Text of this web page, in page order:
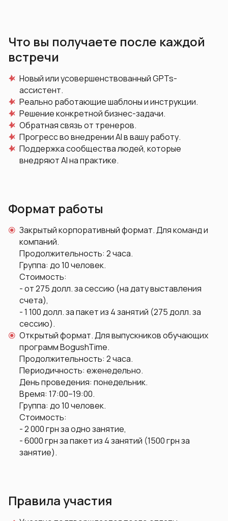
Что вы получаете после каждой
встречи
Новый или усовершенствованный GPTs-
ассистент.
Реально работающие шаблоны и инструкции.
Решение конкретной бизнес-задачи.
Обратная связь от тренеров.
Прогресс во внедрении AI в вашу работу.
Поддержка сообщества людей, которые
внедряют AI на практике.
Формат работы
Закрытый корпоративный формат. Для команд и
компаний.
Продолжительность: 2 часа.
Группа: до 10 человек.
Стоимость:
- от 275 долл. за сессию (на дату выставления
счета),
- 1 100 долл. за пакет из 4 занятий (275 долл. за
сессию).
Открытый формат. Для выпускников обучающих
программ BogushTime.
Продолжительность: 2 часа.
Периодичность: еженедельно.
День проведения: понедельник.
Время: 17:00–19:00.
Группа: до 10 человек.
Стоимость:
- 2 000 грн за одно занятие,
- 6000 грн за пакет из 4 занятий (1500 грн за
занятие).
Правила участия